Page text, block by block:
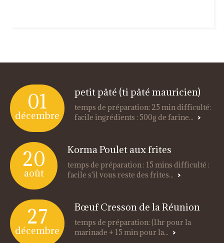
01
décembre
petit pâté (ti pâté mauricien)
temps de préparation: 25 min difficulté:
facile ingrédients : 500g de farine...
20
août
Korma Poulet aux frites
temps de préparation : 15 mins difficulté :
facile s'il vous reste des frites...
27
décembre
Bœuf Cresson de la Réunion
temps de préparation: (1hr pour la
marinade + 15 min pour la...